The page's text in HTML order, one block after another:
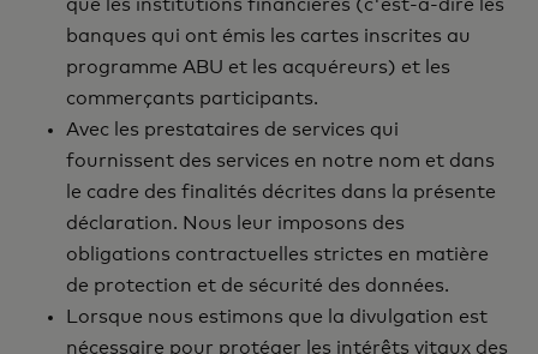
que les institutions financières (c'est-à-dire les
banques qui ont émis les cartes inscrites au
programme ABU et les acquéreurs) et les
commerçants participants.
Avec les prestataires de services qui
fournissent des services en notre nom et dans
le cadre des finalités décrites dans la présente
déclaration. Nous leur imposons des
obligations contractuelles strictes en matière
de protection et de sécurité des données.
Lorsque nous estimons que la divulgation est
nécessaire pour protéger les intérêts vitaux des